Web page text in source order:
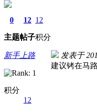
0
主题
12
帖子
12
积分
新手上路
积分
12
发表于
建议铐在马